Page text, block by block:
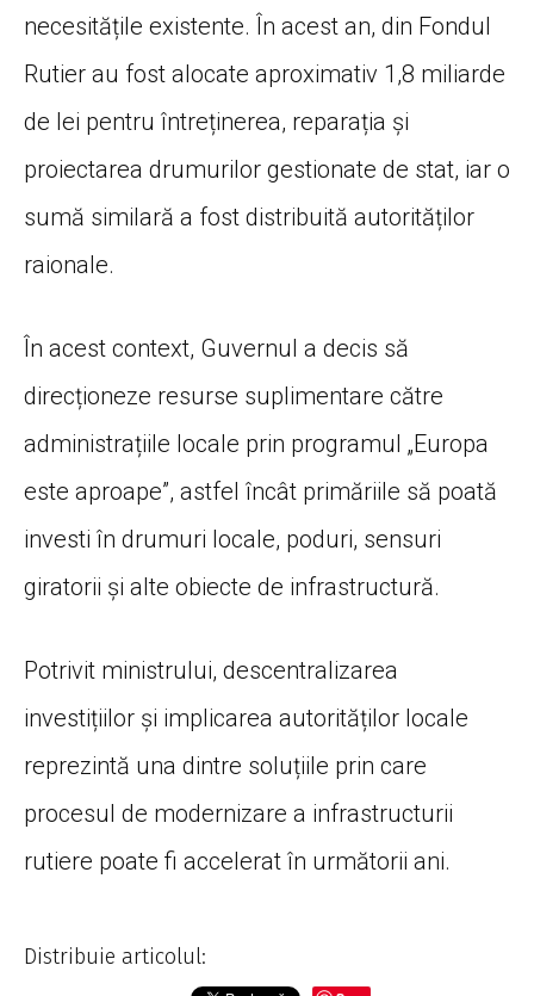
necesitățile existente. În acest an, din Fondul
Rutier au fost alocate aproximativ 1,8 miliarde
de lei pentru întreținerea, reparația și
proiectarea drumurilor gestionate de stat, iar o
sumă similară a fost distribuită autorităților
raionale.
În acest context, Guvernul a decis să
direcționeze resurse suplimentare către
administrațiile locale prin programul „Europa
este aproape”, astfel încât primăriile să poată
investi în drumuri locale, poduri, sensuri
giratorii și alte obiecte de infrastructură.
Potrivit ministrului, descentralizarea
investițiilor și implicarea autorităților locale
reprezintă una dintre soluțiile prin care
procesul de modernizare a infrastructurii
rutiere poate fi accelerat în următorii ani.
Distribuie articolul: